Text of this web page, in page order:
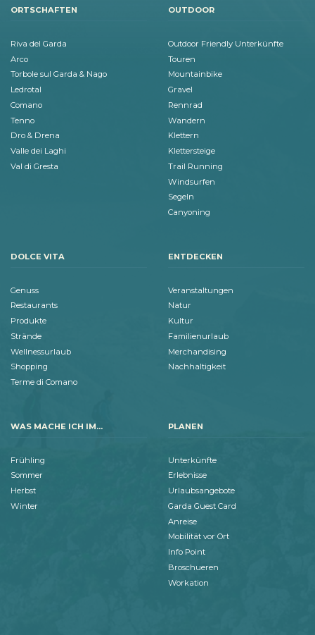
ORTSCHAFTEN
Riva del Garda
Arco
Torbole sul Garda & Nago
Ledrotal
Comano
Tenno
Dro & Drena
Valle dei Laghi
Val di Gresta
OUTDOOR
Outdoor Friendly Unterkünfte
Touren
Mountainbike
Gravel
Rennrad
Wandern
Klettern
Klettersteige
Trail Running
Windsurfen
Segeln
Canyoning
DOLCE VITA
Genuss
Restaurants
Produkte
Strände
Wellnessurlaub
Shopping
Terme di Comano
ENTDECKEN
Veranstaltungen
Natur
Kultur
Familienurlaub
Merchandising
Nachhaltigkeit
WAS MACHE ICH IM...
Frühling
Sommer
Herbst
Winter
PLANEN
Unterkünfte
Erlebnisse
Urlaubsangebote
Garda Guest Card
Anreise
Mobilität vor Ort
Info Point
Broschueren
Workation